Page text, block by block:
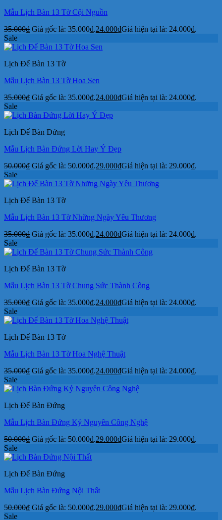
Mẫu Lịch Bàn 13 Tờ Cội Nguồn
35.000₫ Giá gốc là: 35.000₫.24.000₫Giá hiện tại là: 24.000₫.
Sale
Lịch Để Bàn 13 Tờ
Mẫu Lịch Bàn 13 Tờ Hoa Sen
35.000₫ Giá gốc là: 35.000₫.24.000₫Giá hiện tại là: 24.000₫.
Sale
Lịch Để Bàn Đứng
Mẫu Lịch Bàn Đứng Lời Hay Ý Đẹp
50.000₫ Giá gốc là: 50.000₫.29.000₫Giá hiện tại là: 29.000₫.
Sale
Lịch Để Bàn 13 Tờ
Mẫu Lịch Bàn 13 Tờ Những Ngày Yêu Thương
35.000₫ Giá gốc là: 35.000₫.24.000₫Giá hiện tại là: 24.000₫.
Sale
Lịch Để Bàn 13 Tờ
Mẫu Lịch Bàn 13 Tờ Chung Sức Thành Công
35.000₫ Giá gốc là: 35.000₫.24.000₫Giá hiện tại là: 24.000₫.
Sale
Lịch Để Bàn 13 Tờ
Mẫu Lịch Bàn 13 Tờ Hoa Nghệ Thuật
35.000₫ Giá gốc là: 35.000₫.24.000₫Giá hiện tại là: 24.000₫.
Sale
Lịch Để Bàn Đứng
Mẫu Lịch Bàn Đứng Kỷ Nguyên Công Nghệ
50.000₫ Giá gốc là: 50.000₫.29.000₫Giá hiện tại là: 29.000₫.
Sale
Lịch Để Bàn Đứng
Mẫu Lịch Bàn Đứng Nội Thất
50.000₫ Giá gốc là: 50.000₫.29.000₫Giá hiện tại là: 29.000₫.
Sale